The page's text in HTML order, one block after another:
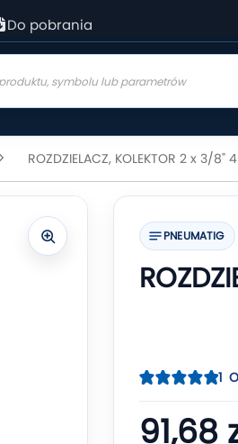
Do pobrania
ROZDZIELACZ, KOLEKTOR 2 x 3/8"
PNEUMATIG
Ocena:
1
91,68